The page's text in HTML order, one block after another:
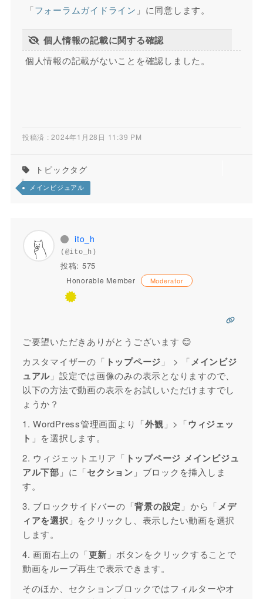
「フォーラムガイドライン 」に同意します。
個人情報の記載に関する確認
個人情報の記載がないことを確認しました。
投稿済 : 2024年1月28日 11:39 PM
トピックタグ
メインビジュアル
ito_h
(@ito_h)
投稿: 575
Honorable Member Moderator
ご要望いただきありがとうございます 😊
カスタマイザーの 「 トップページ 」 > 「メインビジ
ュアル 」 設定では画像のみの表示となりますので、
以下の方法で動画の表示をお試しいただけますでし
ょうか？
1. WordPress管理画面より「外観 」>「ウィジェッ
ト 」を選択します。
2. ウィジェットエリア「 トップページ メインビジュ
アル下部 」に「セクション 」ブロックを挿入しま
す。
3. ブロックサイドバーの「背景の設定 」から「メデ
ィアを選択 」をクリックし、表示したい動画を選択
します。
4. 画面右上の「更新 」ボタンをクリックすることで
動画をループ再生で表示できます。
そのほか、セクションブロックではフィルターやオ